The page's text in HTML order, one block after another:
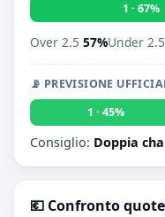
1 · 67%
Over 2.5 57%Under 2.5
📡 PREVISIONE
1 · 45%
Consiglio: Doppia
💶 Confronto